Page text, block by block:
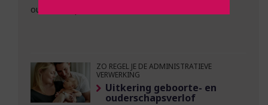
ouderschapsverlof maakt dit niet uit.
ZO REGEL JE DE ADMINISTRATIEVE
VERWERKING
Uitkering geboorte- en
ouderschapsverlof